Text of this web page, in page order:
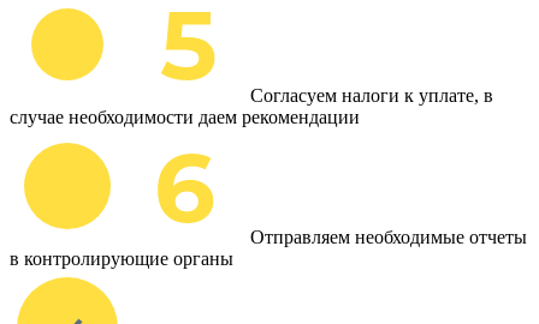
Согласуем налоги к уплате, в
случае необходимости даем рекомендации
Отправляем необходимые отчеты
в контролирующие органы